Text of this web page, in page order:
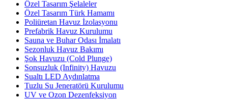
Özel Tasarım Şelaleler
Özel Tasarım Türk Hamamı
Poliüretan Havuz İzolasyonu
Prefabrik Havuz Kurulumu
Sauna ve Buhar Odası İmalatı
Sezonluk Havuz Bakımı
Şok Havuzu (Cold Plunge)
Sonsuzluk (Infinity) Havuzu
Sualtı LED Aydınlatma
Tuzlu Su Jeneratörü Kurulumu
UV ve Ozon Dezenfeksiyon